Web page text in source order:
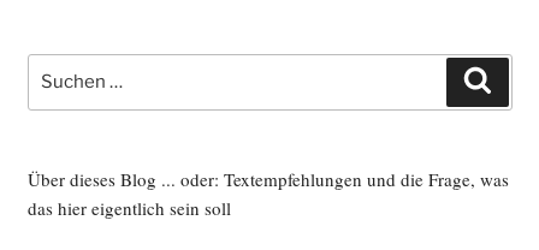
Suche
nach:
Über dieses Blog ... oder: Textempfehlungen und die Frage, was
das hier eigentlich sein soll